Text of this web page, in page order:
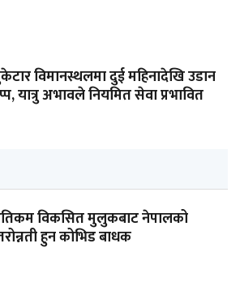
विमानस्थलमा दुई महिनादेखि उडान
यात्रु अभावले नियमित सेवा प्रभावित
विकसित मुलुकबाट नेपालको
हुन कोभिड बाधक